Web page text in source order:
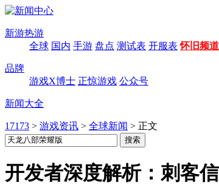
新游热游
全球 国内 手游 盘点 测试表 开服表 怀旧频道
品牌
游戏X博士 正惊游戏 公众号
新闻大全
17173 > 游戏资讯 > 全球新闻 > 正文
开发者深度解析：刺客